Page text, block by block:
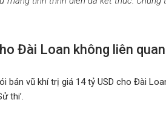
Đài Loan không liên
bán vũ khí trị giá 14 tỷ USD cho Đài
thi’.